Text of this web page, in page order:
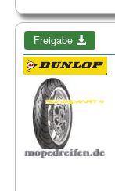
Freigabe